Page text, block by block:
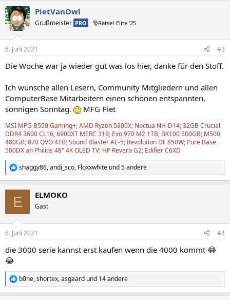
k
t
i
e
:
PietVanOwl
Grußmeister PRO 🎅Rätsel-Elite ’25
6. Juni 2021 #3
Die Woche war ja wieder gut was los hier, danke für den Stoff.
Ich wünsche allen Lesern, Community Mitgliedern und allen
ComputerBase Mitarbeitern einen schönen entspannten,
sonnigen Sonntag.
MFG Piet
MSI MPG B550 Gaming+; AMD Ryzen 5800X; Noctua NH-D14; 32GB Crucial
DDR4 3600 CL16; 6900XT MERC 319; Evo 970 M2 1TB; BX100 500GB; M500
480GB; 870 QVO 4TB; Sound Blaster AE-5; Revolution DF 850W; Pure Base
500DX an Philips 48" 4K OLED TV; HP Reverb G2; Edifier C6XD
R
e
e
:
shaggy86,andi_sco, Floxxwhite und 5 andere
E ELMOKO
Gast
6. Juni 2021 #4
die 3000 serie kannst erst kaufen wenn die 4000 kommt 😂
😂
R
e
b0ne,shortex,asgaard und 14 andere